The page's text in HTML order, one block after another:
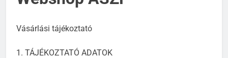
Vásárlási tájékoztató
1. TÁJÉKOZTATÓ ADATOK